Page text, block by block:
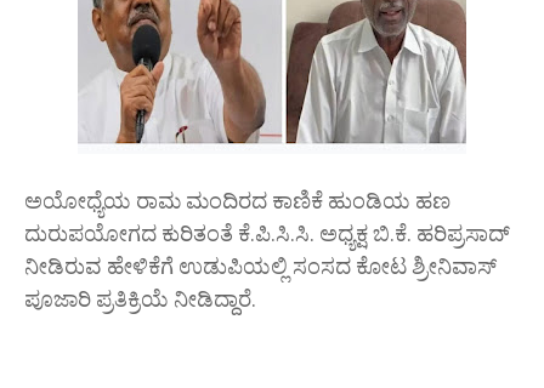
ಅಯೋಧ್ಯೆಯ ರಾಮ ಮಂದಿರದ ಕಾಣಿಕೆ ಹುಂಡಿಯ ಹಣ
ದುರುಪಯೋಗದ ಕುರಿತಂತೆ ಕೆ.ಪಿ.ಸಿ.ಸಿ. ಅಧ್ಯಕ್ಷ ಬಿ.ಕೆ. ಹರಿಪ್ರಸಾದ್
ನೀಡಿರುವ ಹೇಳಿಕೆಗೆ ಉಡುಪಿಯಲ್ಲಿ ಸಂಸದ ಕೋಟ ಶ್ರೀನಿವಾಸ್
ಪೂಜಾರಿ ಪ್ರತಿಕ್ರಿಯೆ ನೀಡಿದ್ದಾರೆ.